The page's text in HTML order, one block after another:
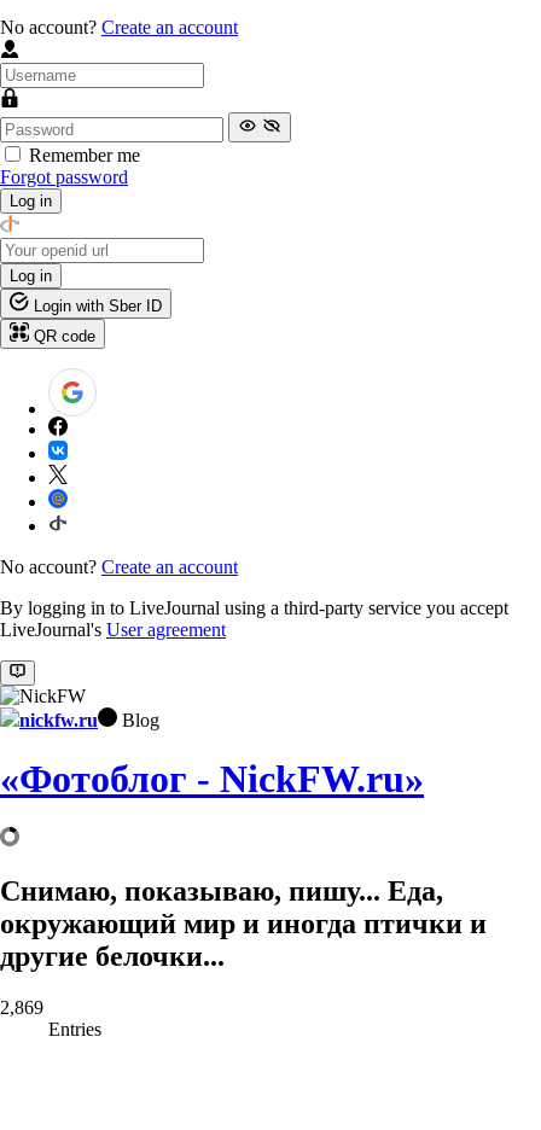
No account? Create an account
Remember me
Forgot password
Log in
Log in
Login with Sber ID
QR code
No account? Create an account
By logging in to LiveJournal using a third-party service you accept
LiveJournal's User agreement
nickfw.ru Blog
«Фотоблог - NickFW.ru»
Снимаю, показываю, пишу... Еда,
окружающий мир и иногда птички и
другие белочки...
2,869
Entries